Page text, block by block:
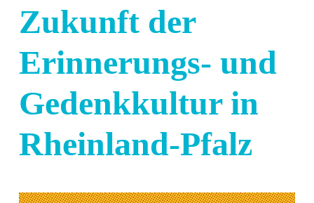
Zukunft der
Erinnerungs- und
Gedenkkultur in
Rheinland-Pfalz